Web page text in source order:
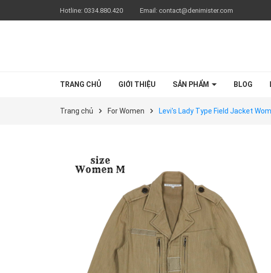
Hotline: 0334.880.420 Email: contact@denimister.com
TRANG CHỦ GIỚI THIỆU SẢN PHẨM BLOG
Trang chủ For Women Levi's Lady Type Field Jacket